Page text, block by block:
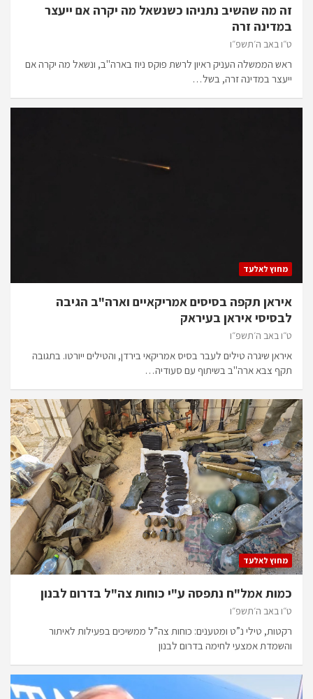
זה מה שהשיב נתניהו כשנשאל מה יקרה אם ייעצר
במדינה זרה
ט״ו באב ה׳תשפ״ו
ראש הממשלה העניק ראיון לרשת פוקס ניוז בארה"ב, ונשאל מה יקרה אם
ייעצר במדינה זרה, בשל…
מחוץ לאלעד
איראן תקפה בסיסים אמריקאיים וארה"ב הגיבה
לבסיסי איראן בעיראק
ט״ו באב ה׳תשפ״ו
איראן שיגרה טילים לעבר בסיס אמריקאי בירדן, והטילים ייורטו. בתגובה
תקף צבא ארה"ב בשיתוף עם סעודיה…
מחוץ לאלעד
כמות אמל"ח נתפסה ע"י כוחות צה"ל בדרום לבנון
ט״ו באב ה׳תשפ״ו
רקטות, טילי נ”ט ומטענים: כוחות צה”ל ממשיכים בפעילות לאיתור
והשמדת אמצעי לחימה בדרום לבנון